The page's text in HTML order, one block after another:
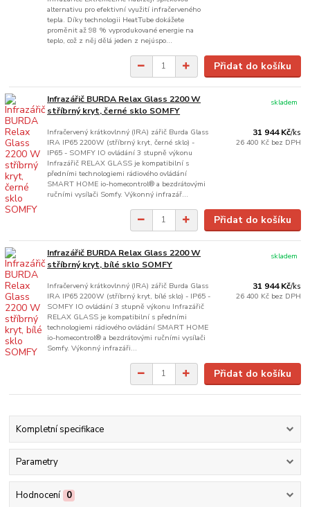
alternativu pro efektivní využití infračerveného
tepla. Díky technologii HeatTube dokážete
proměnit až 98 % vyprodukované energie na
teplo, což z něj dělá jeden z nejúspo...
Přidat do košíku
Infrazářič BURDA Relax Glass 2200 W
stříbrný kryt, černé sklo SOMFY
Infračervený krátkovlnný (IRA) zářič Burda Glass
IRA IP65 2200W (stříbrný kryt, černé sklo) -
IP65 - SOMFY IO ovládání 3 stupně výkonu
Infrazářič RELAX GLASS je kompatibilní s
předními technologiemi rádiového ovládání
SMART HOME io-homecontrol® a bezdrátovými
ručními vysílači Somfy. Výkonný infrazář...
31 944 Kč/ks
26 400 Kč bez DPH
skladem
Přidat do košíku
Infrazářič BURDA Relax Glass 2200 W
stříbrný kryt, bílé sklo SOMFY
Infračervený krátkovlnný (IRA) zářič Burda Glass
IRA IP65 2200W (stříbrný kryt, bílé sklo) - IP65 -
SOMFY IO ovládání 3 stupně výkonu Infrazářič
RELAX GLASS je kompatibilní s předními
technologiemi rádiového ovládání SMART HOME
io-homecontrol® a bezdrátovými ručními vysílači
Somfy. Výkonný infrazáři...
31 944 Kč/ks
26 400 Kč bez DPH
skladem
Přidat do košíku
Kompletní specifikace
Parametry
Hodnocení 0